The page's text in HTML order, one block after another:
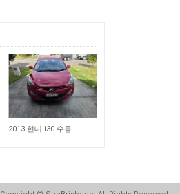
228
2013 현대 i30 수동